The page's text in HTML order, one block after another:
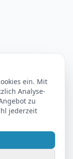
ein. Mit
Analyse-
zu
jederzeit